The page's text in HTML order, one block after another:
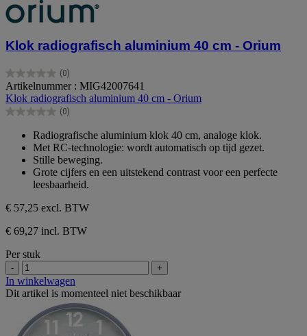
Klok radiografisch aluminium 40 cm - Orium
(0)
0.0
van
de
5
Artikelnummer : MIG42007641
Klok radiografisch aluminium 40 cm - Orium
(0)
0.0
sterren.
Radiografische aluminium klok 40 cm, analoge klok.
Met RC-technologie: wordt automatisch op tijd gezet.
Stille beweging.
Grote cijfers en een uitstekend contrast voor een perfecte
leesbaarheid.
€ 57,25 excl. BTW
€ 69,27 incl. BTW
Per stuk
- +
In winkelwagen
Dit artikel is momenteel niet beschikbaar